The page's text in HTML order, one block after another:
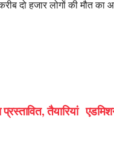
दो हजार लोगों की मौत
तैयारियां